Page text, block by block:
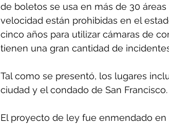
de boletos se usa en más de 30
velocidad están prohibidas en el
cinco años para utilizar cámaras de
tienen una gran cantidad de
Tal como se presentó, los lugares
ciudad y el condado de San Francisco.
El proyecto de ley fue enmendado